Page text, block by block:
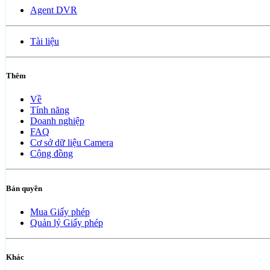
Agent DVR
Tài liệu
Thêm
Về
Tính năng
Doanh nghiệp
FAQ
Cơ sở dữ liệu Camera
Cộng đồng
Bản quyền
Mua Giấy phép
Quản lý Giấy phép
Khác